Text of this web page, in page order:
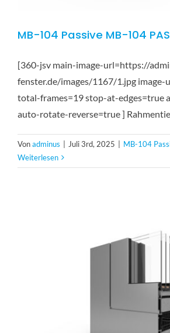
MB-104 Passive MB-104
[360-jsv main-image-url=https://
fenster.de/images/1167/1.jpg
total-frames=19 stop-at-edges=true
auto-rotate-reverse=true ]
Vonadminus Juli 3rd, 2025 MB-104
Weiterlesen